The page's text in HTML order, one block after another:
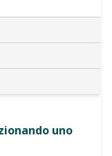
uno